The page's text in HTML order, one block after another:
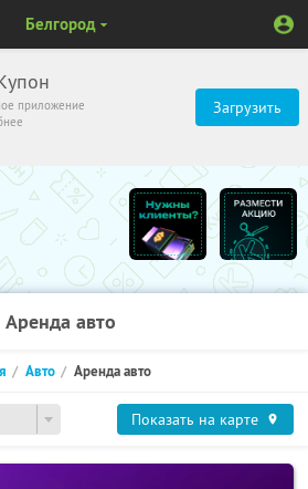
приложение
Загрузить
Белгород
Аренда авто
Авто Аренда авто
Показать на карте